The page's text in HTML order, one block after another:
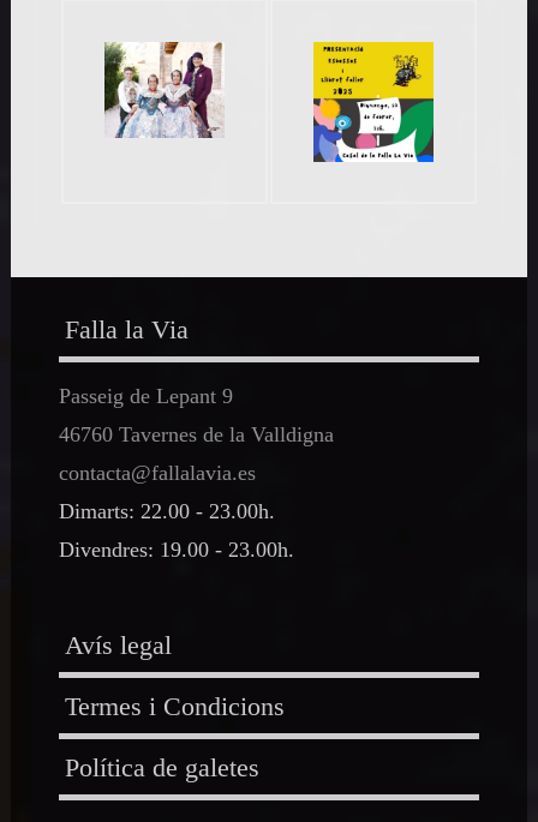
Falla la Via
Passeig de Lepant 9
46760 Tavernes de la Valldigna
contacta@fallalavia.es
Dimarts: 22.00 - 23.00h.
Divendres: 19.00 - 23.00h.
Avís legal
Termes i Condicions
Política de galetes